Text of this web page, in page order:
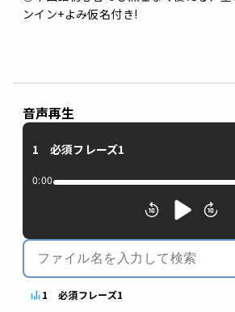
ンイン+よみ仮名付き!
音声再生
1 必須フレーズ1
0:00
1 必須フレーズ1